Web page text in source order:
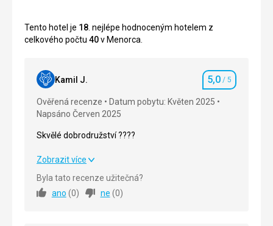
Tento hotel je 18. nejlépe hodnoceným hotelem z
celkového počtu 40v Menorca.
Kamil J. Hodnocení
5,0 / 5
Ověřená recenze
Datum pobytu: Květen 2025
Napsáno Červen 2025
Skvělé dobrodružství ????
Skvělé dobrodružství ????
Strava
Zobrazit více
Byla tato recenze užitečná?
ano (0) ne (0)